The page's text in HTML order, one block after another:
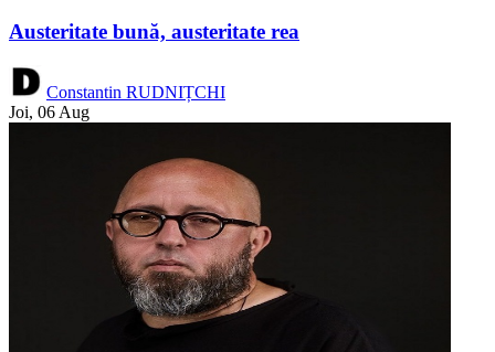
Austeritate bună, austeritate rea
Constantin RUDNIȚCHI
Joi, 06 Aug